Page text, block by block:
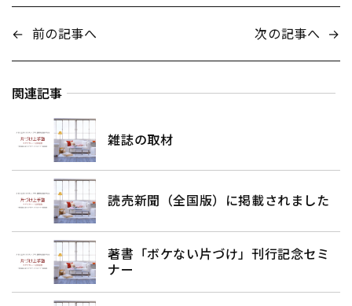
← 前の記事へ 次の記事へ →
関連記事
雑誌の取材
読売新聞（全国版）に掲載されました
著書「ボケない片づけ」刊行記念セミ
ナー